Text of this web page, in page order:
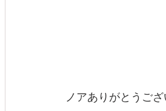
ノアありがとうご